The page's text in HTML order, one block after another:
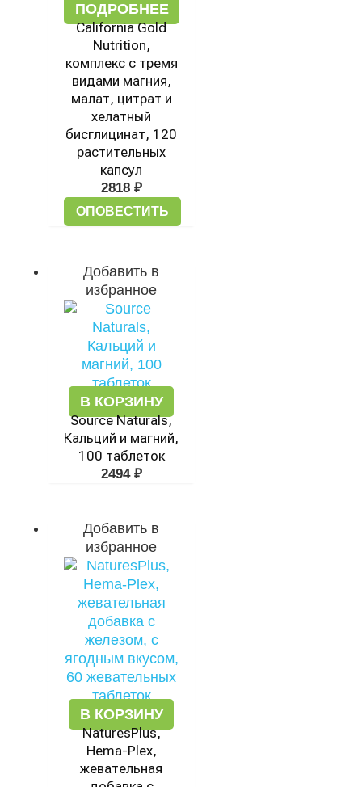
ПОДРОБНЕЕ
California Gold
Nutrition,
комплекс с тремя
видами магния,
малат, цитрат и
хелатный
бисглицинат, 120
растительных
капсул
2818 ₽
ОПОВЕСТИТЬ
Добавить в
избранное
В КОРЗИНУ
Source Naturals,
Кальций и магний,
100 таблеток
2494 ₽
Добавить в
избранное
В КОРЗИНУ
NaturesPlus,
Hema-Plex,
жевательная